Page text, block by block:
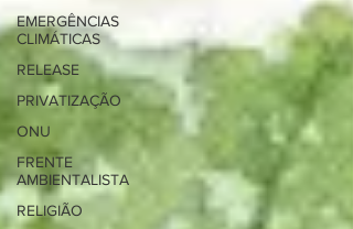
EMERGÊNCIAS
CLIMÁTICAS
RELEASE
PRIVATIZAÇÃO
ONU
FRENTE
AMBIENTALISTA
RELIGIÃO